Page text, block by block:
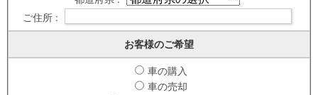
ご住所 :
お客様のご希望
車の購入
車の売却